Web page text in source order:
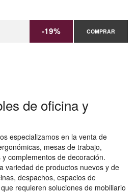
-19% COMPRAR
de oficina y
especializamos en la venta de
mesas de trabajo,
complementos de decoración.
variedad de productos nuevos y de
despachos, espacios de
requieren soluciones de mobiliario